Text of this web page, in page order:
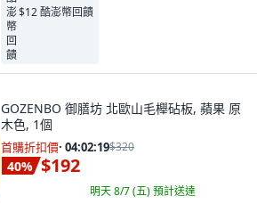
$12 酷澎幣回饋
GOZENBO 御膳坊 北歐山毛櫸砧板, 蘋果 原
木色, 1個
首購折扣價· 04:02:18$320
40% $192
明天 8/7 (五)預計送達